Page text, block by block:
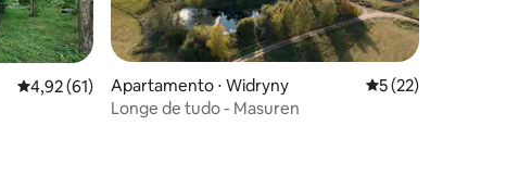
4,92 de uma avaliação média de 5, 61 avaliações
4,92 (61)
Apartamento ⋅ Widryny 5 de uma
5 (22)
Longe de tudo - Masuren